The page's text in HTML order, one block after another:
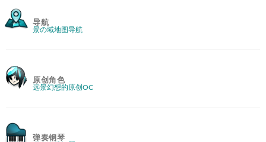
导航
景の域地图导航
原创角色
远景幻想的原创OC
弹奏钢琴